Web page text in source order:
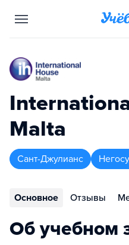
Malta
Сант-Джулианс
Основное Отзывы
Об учебном